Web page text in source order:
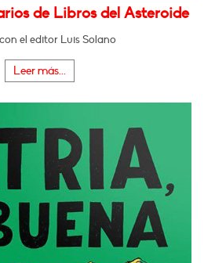
de Libros del Asteroide
el editor Luis Solano
Leer más...